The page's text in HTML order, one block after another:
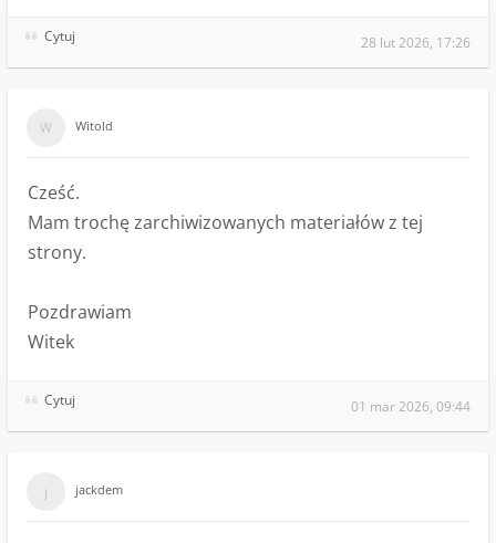
Cytuj 28 lut 2026, 17:26
Witold
Cześć.
Mam trochę zarchiwizowanych materiałów z tej
strony.
Pozdrawiam
Witek
Cytuj 01 mar 2026, 09:44
jackdem